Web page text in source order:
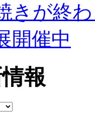
きが終
開催中
報